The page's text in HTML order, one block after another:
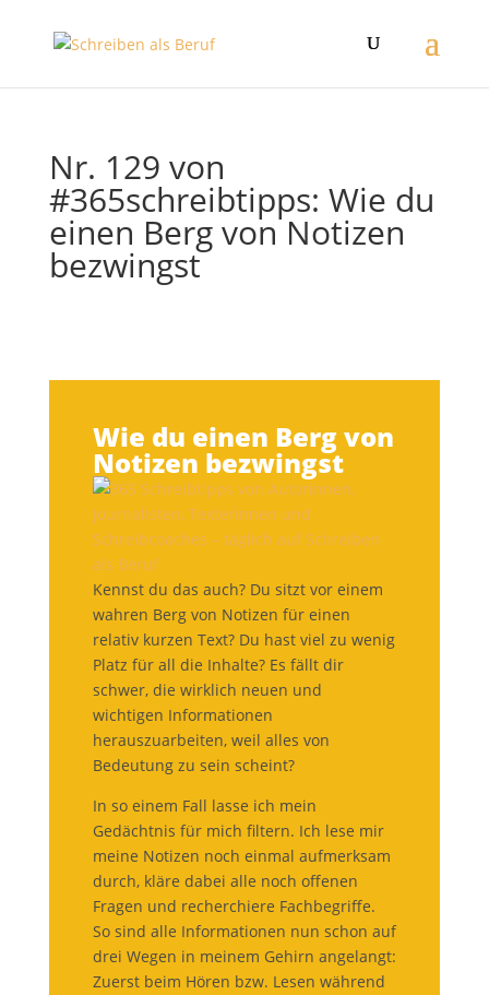
Nr. 129 von
#365schreibtipps: Wie du
einen Berg von Notizen
bezwingst
Wie du einen Berg von
Notizen bezwingst
Kennst du das auch? Du sitzt vor einem
wahren Berg von Notizen für einen
relativ kurzen Text? Du hast viel zu wenig
Platz für all die Inhalte? Es fällt dir
schwer, die wirklich neuen und
wichtigen Informationen
herauszuarbeiten, weil alles von
Bedeutung zu sein scheint?
In so einem Fall lasse ich mein
Gedächtnis für mich filtern. Ich lese mir
meine Notizen noch einmal aufmerksam
durch, kläre dabei alle noch offenen
Fragen und recherchiere Fachbegriffe.
So sind alle Informationen nun schon auf
drei Wegen in meinem Gehirn angelangt:
Zuerst beim Hören bzw. Lesen während